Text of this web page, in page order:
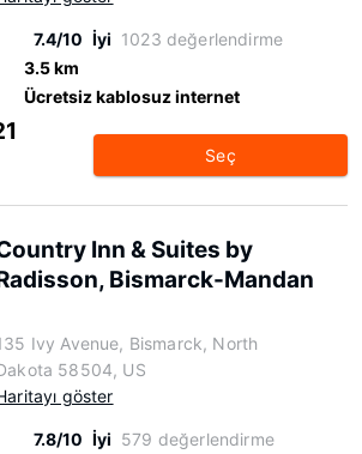
7.4/10 İyi 1023 değerlendirme
3.5 km
Ücretsiz kablosuz internet
Seç
Inn & Suites by
Bismarck-Mandan
Ivy Avenue, Bismarck, North
58504, US
göster
7.8/10 İyi 579 değerlendirme